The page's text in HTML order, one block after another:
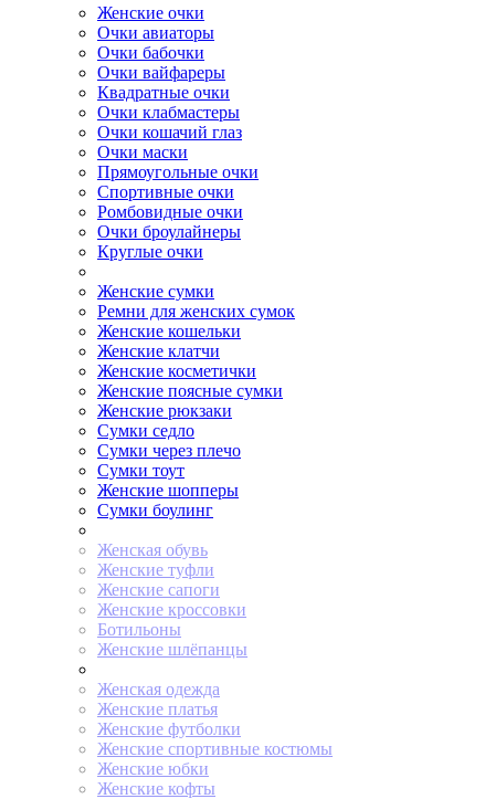
Женские очки
Очки авиаторы
Очки бабочки
Очки вайфареры
Квадратные очки
Очки клабмастеры
Очки кошачий глаз
Очки маски
Прямоугольные очки
Спортивные очки
Ромбовидные очки
Очки броулайнеры
Круглые очки
Женские сумки
Ремни для женских сумок
Женские кошельки
Женские клатчи
Женские косметички
Женские поясные сумки
Женские рюкзаки
Сумки седло
Сумки через плечо
Сумки тоут
Женские шопперы
Сумки боулинг
Женская обувь
Женские туфли
Женские сапоги
Женские кроссовки
Ботильоны
Женские шлёпанцы
Женская одежда
Женские платья
Женские футболки
Женские спортивные костюмы
Женские юбки
Женские кофты